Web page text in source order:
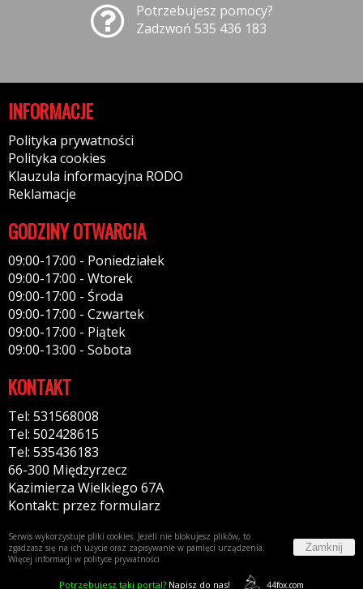
Potrzebujesz pomocy?
Zadzwoń 535 436 183
INFORMACJE
Polityka prywatności
Polityka cookies
Klauzula informacyjna RODO
Reklamacje
GODZINY OTWARCIA
09:00-17:00 - Poniedziałek
09:00-17:00 - Wtorek
09:00-17:00 - Środa
09:00-17:00 - Czwartek
09:00-17:00 - Piątek
09:00-13:00 - Sobota
KONTAKT
Tel: 531568008
Tel: 502428615
Tel: 535436183
66-300 Międzyrzecz
Kazimierza Wielkiego 67A
Kontakt: przez formularz
Serwis wykorzystuje pliki cookies. Jeżeli nie blokujesz plików, to
zgadzasz się na ich użycie oraz zapisywanie w pamięci urządzenia.
Więcej informacji w polityce prywatności
Zamknij
Potrzebujesz taki portal? Napisz do nas! 44fox.com